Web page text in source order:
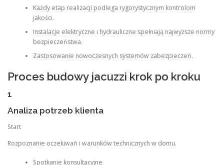
Każdy etap realizacji podlega rygorystycznym kontrolom
jakości.
Instalacje elektryczne i hydrauliczne spełniają najwyższe normy
bezpieczeństwa.
Zastosowanie nowoczesnych systemów zabezpieczeń.
Proces budowy jacuzzi krok po kroku
1
Analiza potrzeb klienta
Start
Rozpoznanie oczekiwań i warunków technicznych w domu.
Spotkanie konsultacyjne